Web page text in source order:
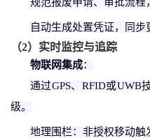
自动生成处置凭证，同步
（2） 实时监控与追踪
物联网集成：
通过GPS、RFID或UWB
级。
地理围栏：非授权移动触